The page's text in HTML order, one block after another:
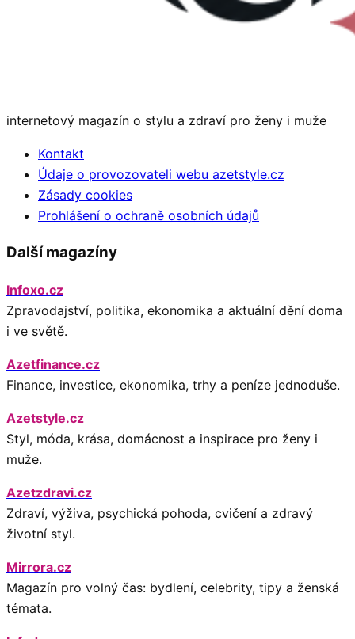
internetový magazín o stylu a zdraví pro ženy i muže
Kontakt
Údaje o provozovateli webu azetstyle.cz
Zásady cookies
Prohlášení o ochraně osobních údajů
Další magazíny
Infoxo.cz
Zpravodajství, politika, ekonomika a aktuální dění doma
i ve světě.
Azetfinance.cz
Finance, investice, ekonomika, trhy a peníze jednoduše.
Azetstyle.cz
Styl, móda, krása, domácnost a inspirace pro ženy i
muže.
Azetzdravi.cz
Zdraví, výživa, psychická pohoda, cvičení a zdravý
životní styl.
Mirrora.cz
Magazín pro volný čas: bydlení, celebrity, tipy a ženská
témata.